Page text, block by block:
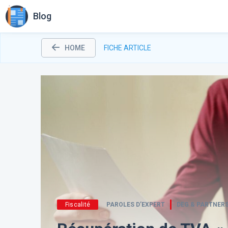
Blog
HOME FICHE ARTICLE
Fiscalité PAROLES D’EXPERT DEG &